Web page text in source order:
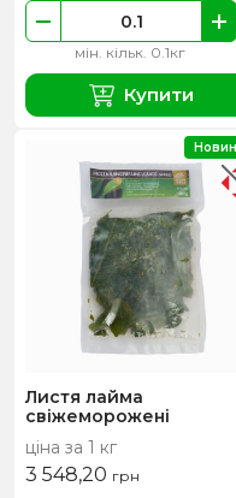
мін. кільк. 0.1кг
Купити
Листя лайма
свіжеморожені
ціна за 1 кг
3 548,20 грн